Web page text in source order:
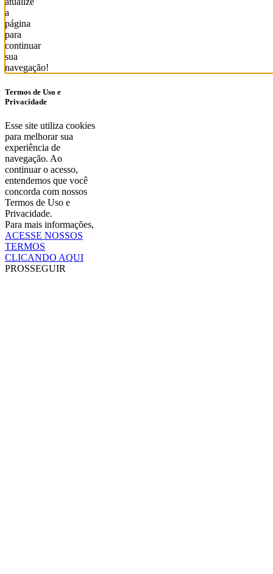
a
página
para
continuar
sua
navegação!
Termos de Uso e
Privacidade
Esse site utiliza cookies
para melhorar sua
experiência de
navegação. Ao
continuar o acesso,
entendemos que você
concorda com nossos
Termos de Uso e
Privacidade.
Para mais informações,
ACESSE NOSSOS
TERMOS
CLICANDO AQUI
PROSSEGUIR